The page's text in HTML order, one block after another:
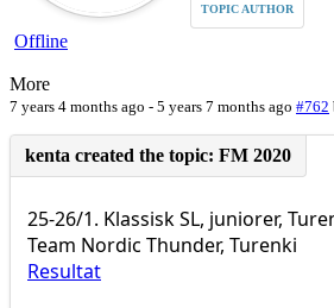
TOPIC AUTHOR
Offline
More
7 years 4 months ago - 5 years 7 months ago #762
25-26/1. Klassisk SL, juniorer,
Team Nordic Thunder, Turenki
Resultat